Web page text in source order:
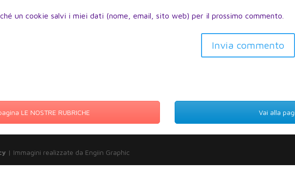
un cookie salvi i miei dati (nome, email, sito web) per il prossimo commento.
Invia commento
LE NOSTRE RUBRICHE Vai alla
| Immagini realizzate da Engiin Graphic